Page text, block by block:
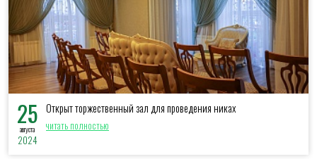
25
августа
2024
Открыт торжественный зал для проведения никах
читать полностью